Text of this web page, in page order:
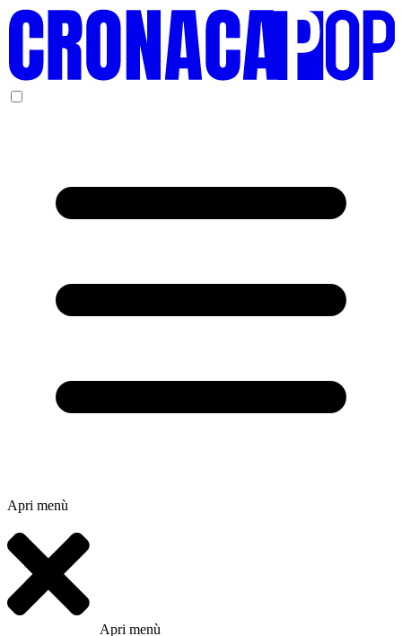
Apri menù
Apri menù